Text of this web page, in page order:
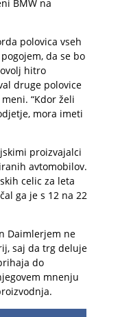
BMW na
polovica vseh
da se bo
hitro
druge polovice
“Kdor želi
mora imeti
proizvajalci
avtomobilov.
celic za leta
ga je s 12 na 22
Daimlerjem ne
saj da trg deluje
do
mnenju